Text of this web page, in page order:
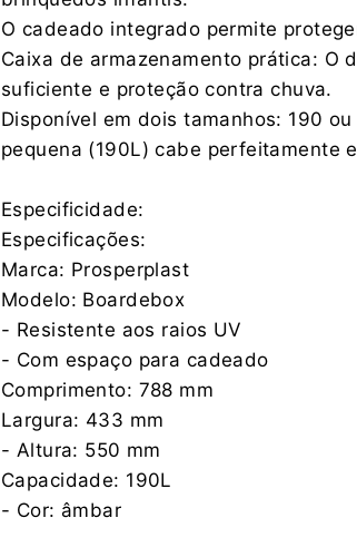
O cadeado integrado permite
Caixa de armazenamento prática: O
suficiente e proteção contra chuva.
Disponível em dois tamanhos: 190
pequena (190L) cabe perfeitamente
Especificidade:
Especificações:
Marca: Prosperplast
Modelo: Boardebox
- Resistente aos raios UV
- Com espaço para cadeado
Comprimento: 788 mm
Largura: 433 mm
- Altura: 550 mm
Capacidade: 190L
- Cor: âmbar